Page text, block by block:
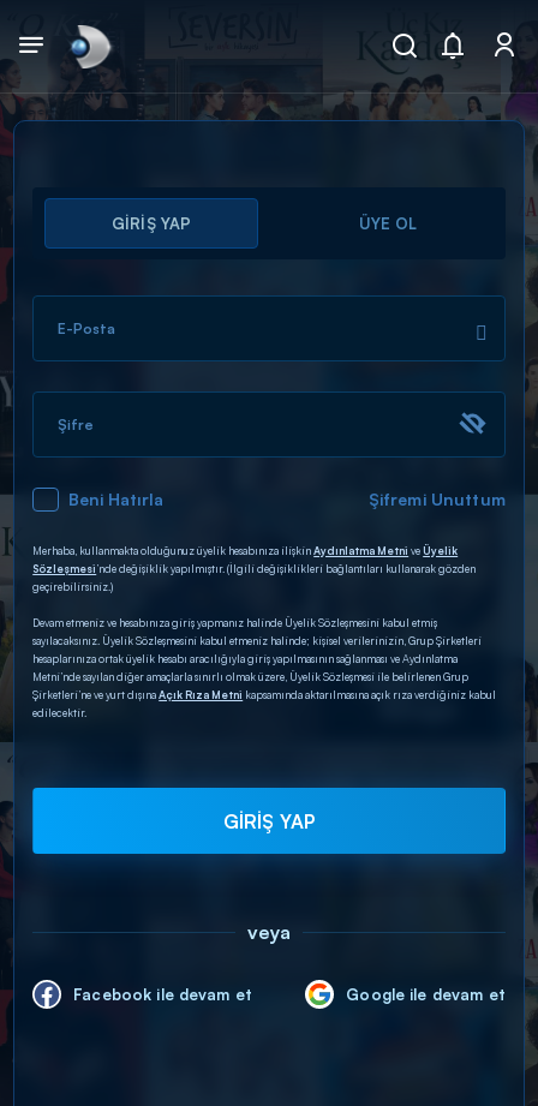
Arama
ARAMA SONUÇLARI
DİĞER SONUÇLAR
GİRİŞ YAP ÜYE OL
E-Posta
Şifre
Beni Hatırla Şifremi Unuttum
Merhaba, kullanmakta olduğunuz üyelik hesabınıza ilişkinAydınlatma Metni veÜyelik
Sözleşmesi’nde değişiklik yapılmıştır. (İlgili değişiklikleri bağlantıları kullanarak gözden
geçirebilirsiniz.)
Devam etmeniz ve hesabınıza giriş yapmanız halinde Üyelik Sözleşmesini kabul etmiş
sayılacaksınız. Üyelik Sözleşmesini kabul etmeniz halinde; kişisel verilerinizin, Grup Şirketleri
hesaplarınıza ortak üyelik hesabı aracılığıyla giriş yapılmasının sağlanması ve Aydınlatma
Metni’nde sayılan diğer amaçlarla sınırlı olmak üzere, Üyelik Sözleşmesi ile belirlenen Grup
Şirketleri’ne ve yurt dışınaAçık Rıza Metni kapsamında aktarılmasına açık rıza verdiğiniz kabul
edilecektir.
GİRİŞ YAP
veya
Facebook ile devam et Google ile devam et